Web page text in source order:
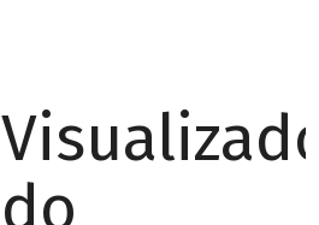
Visualizador
do